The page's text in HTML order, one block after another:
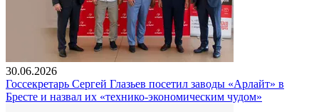
30.06.2026
Госсекретарь Сергей Глазьев посетил заводы «Арлайт» в
Бресте и назвал их «технико-экономическим чудом»